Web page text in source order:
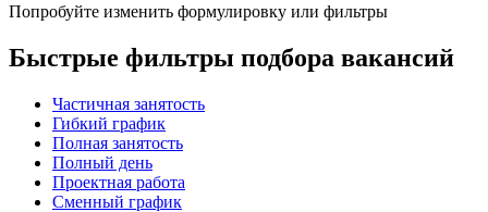
Попробуйте изменить формулировку или фильтры
Быстрые фильтры подбора вакансий
Частичная занятость
Гибкий график
Полная занятость
Полный день
Проектная работа
Сменный график